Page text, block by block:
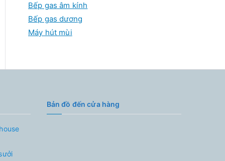
Bếp gas âm kính
Bếp gas dương
Máy hút mùi
Bản đồ đến cửa hàng